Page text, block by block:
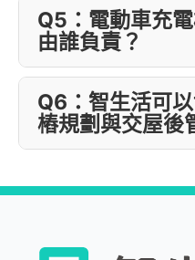
Q5：電動車充
由誰負責？
Q6：智生活可
樁規劃與交屋後